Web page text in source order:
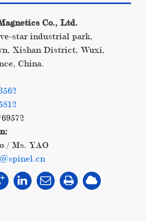
Co., Ltd.
star industrial park,
Xishan District, Wuxi,
China.
/ Ms. YAO